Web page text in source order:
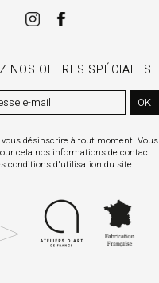
NOS OFFRES SPÉCIALES
OK
vous désinscrire à tout moment. Vous
cela nos informations de contact
conditions d'utilisation du site.